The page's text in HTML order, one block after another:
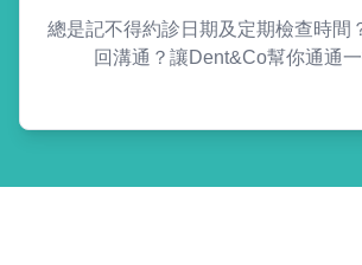
總是記不得約診日期及定期檢查時間
回溝通？讓Dent&Co幫你通通一